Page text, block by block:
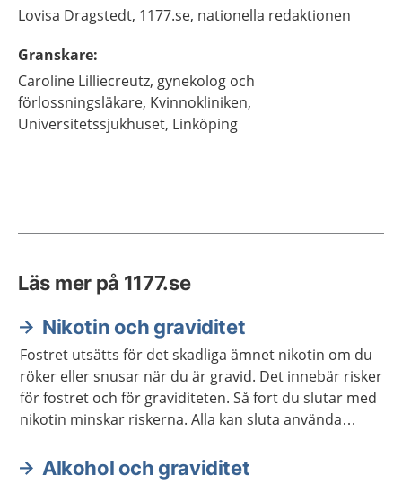
Lovisa Dragstedt, 1177.se, nationella redaktionen
Granskare:
Caroline Lilliecreutz, gynekolog och
förlossningsläkare, Kvinnokliniken,
Universitetssjukhuset, Linköping
Läs mer på 1177.se
Nikotin och graviditet
Fostret utsätts för det skadliga ämnet nikotin om du
röker eller snusar när du är gravid. Det innebär risker
för fostret och för graviditeten. Så fort du slutar med
nikotin minskar riskerna. Alla kan sluta använda
nikotinplåster, nikotintuggummi och e-cigaretter.
Alkohol och graviditet